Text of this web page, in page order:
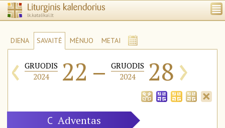
DIENA SAVAITĖ MĖNUO METAI
‹ GRUODIS
2024
22 – GRUODIS
2024
28 ›
C Adventas